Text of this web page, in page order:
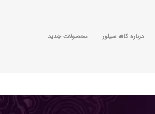
درباره کافه سیلور محصولات جدید